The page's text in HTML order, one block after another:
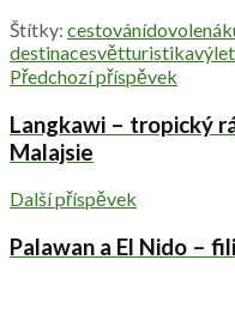
Štítky: cestovánídovolená
destinacesvětturistika
Předchozí příspěvek
Langkawi – tropický
Malajsie
Další příspěvek
Palawan a El Nido –